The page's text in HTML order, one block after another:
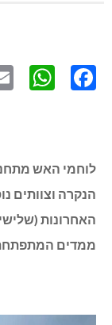
לוחמי האש
הנקרה וצוותים
ממדים